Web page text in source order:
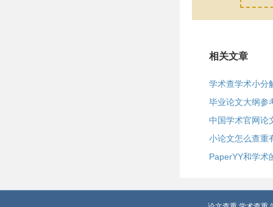
相关文章
学术查学术小分
毕业论文大纲参
中国学术官网论
小论文怎么查重
PaperYY和学术